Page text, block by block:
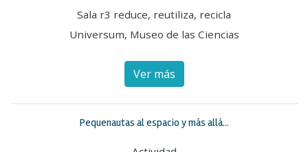
Sala r3 reduce, reutiliza, recicla
Universum, Museo de las Ciencias
Ver más
Pequenautas al espacio y más allá...